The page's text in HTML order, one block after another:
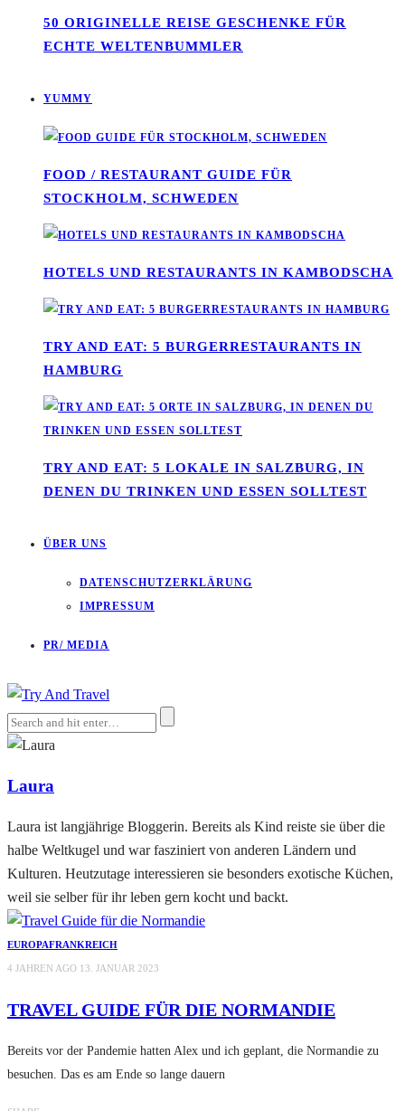
50 ORIGINELLE REISE GESCHENKE FÜR
ECHTE WELTENBUMMLER
YUMMY
FOOD / RESTAURANT GUIDE FÜR
STOCKHOLM, SCHWEDEN
HOTELS UND RESTAURANTS IN KAMBODSCHA
TRY AND EAT: 5 BURGERRESTAURANTS IN
HAMBURG
TRY AND EAT: 5 LOKALE IN SALZBURG, IN
DENEN DU TRINKEN UND ESSEN SOLLTEST
ÜBER UNS
DATENSCHUTZERKLÄRUNG
IMPRESSUM
PR/ MEDIA
Laura
Laura ist langjährige Bloggerin. Bereits als Kind reiste sie über die
halbe Weltkugel und war fasziniert von anderen Ländern und
Kulturen. Heutzutage interessieren sie besonders exotische Küchen,
weil sie selber für ihr leben gern kocht und backt.
EUROPAFRANKREICH
4 JAHREN AGO 13. JANUAR 2023
TRAVEL GUIDE FÜR DIE NORMANDIE
Bereits vor der Pandemie hatten Alex und ich geplant, die Normandie zu
besuchen. Das es am Ende so lange dauern